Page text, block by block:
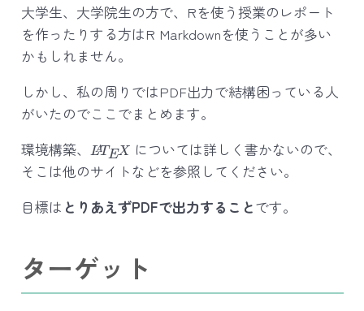
大学生、大学院生の方で、Rを使う授業のレポート
を作ったりする方はR Markdownを使うことが多い
かもしれません。
しかし、私の周りではPDF出力で結構困っている人
がいたのでここでまとめます。
環境構築、
については詳しく書かないので、
そこは他のサイトなどを参照してください。
目標は とりあえずPDFで出力することです。
ターゲット